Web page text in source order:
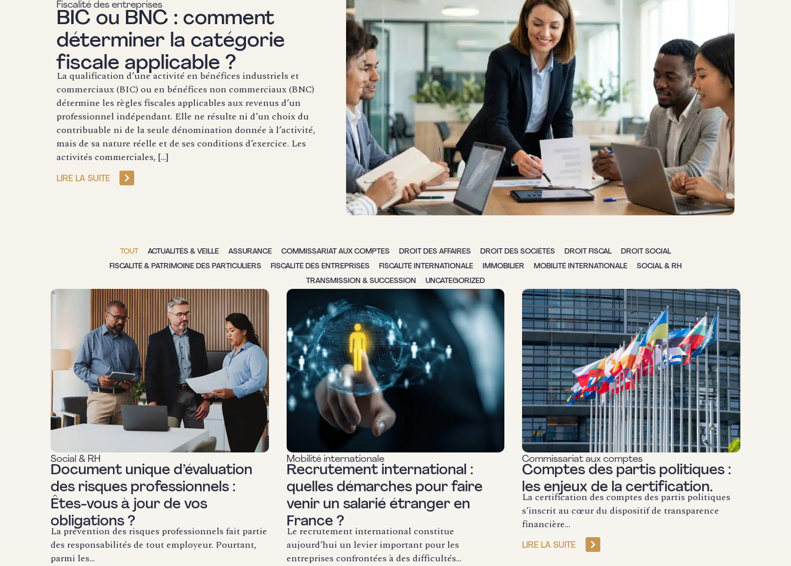
Fiscalité des entreprises
BIC ou BNC : comment
déterminer la catégorie
fiscale applicable ?
La qualification d’une activité en bénéfices industriels et
commerciaux (BIC) ou en bénéfices non commerciaux (BNC)
détermine les règles fiscales applicables aux revenus d’un
professionnel indépendant. Elle ne résulte ni d’un choix du
contribuable ni de la seule dénomination donnée à l’activité,
mais de sa nature réelle et de ses conditions d’exercice. Les
activités commerciales, […]
LIRE LA SUITE
ACTUALITÉS & VEILLE ASSURANCE COMMISSARIAT AUX COMPTES DROIT DES AFFAIRES DROIT DES SOCIÉTÉS DROIT FISCAL DROIT SOCIAL
FISCALITÉ & PATRIMOINE DES PARTICULIERS FISCALITÉ DES ENTREPRISES FISCALITÉ INTERNATIONALE IMMOBILIER MOBILITÉ INTERNATIONALE SOCIAL & RH
TRANSMISSION & SUCCESSION UNCATEGORIZED
TOUT
Social & RH
Document unique d’évaluation
des risques professionnels :
Êtes-vous à jour de vos
obligations ?
La prévention des risques professionnels fait partie
des responsabilités de tout employeur. Pourtant,
parmi les...
Mobilité internationale
Recrutement international :
quelles démarches pour faire
venir un salarié étranger en
France ?
Le recrutement international constitue
aujourd’hui un levier important pour les
entreprises confrontées à des difficultés...
Commissariat aux comptes
Comptes des partis politiques :
les enjeux de la certification.
La certification des comptes des partis politiques
s’inscrit au cœur du dispositif de transparence
financière...
LIRE LA SUITE